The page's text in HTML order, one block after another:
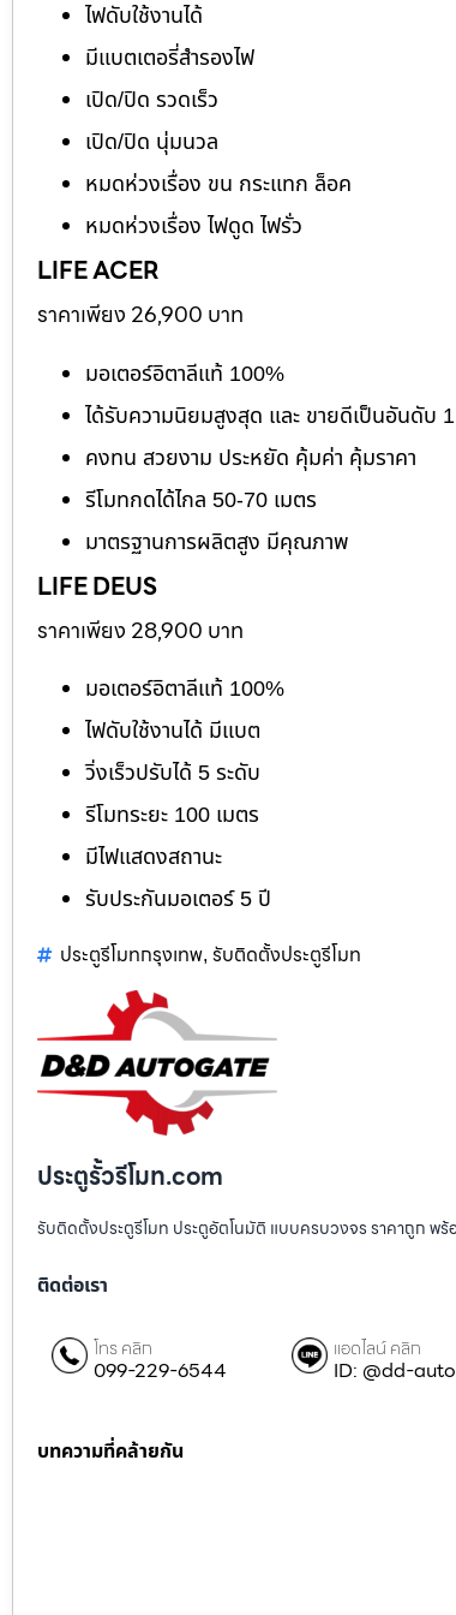
ไฟดับใช้งานได้
มีแบตเตอรี่สำรองไฟ
เปิด/ปิด รวดเร็ว
เปิด/ปิด นุ่มนวล
หมดห่วงเรื่อง ขน กระแทก ล็อค
หมดห่วงเรื่อง ไฟดูด ไฟรั่ว
LIFE ACER
ราคาเพียง 26,900 บาท
มอเตอร์อิตาลีแท้ 100%
ได้รับความนิยมสูงสุด และ ขายดีเป็นอันดับ 1
คงทน สวยงาม ประหยัด คุ้มค่า คุ้มราคา
รีโมทกดได้ไกล 50-70 เมตร
มาตรฐานการผลิตสูง มีคุณภาพ
LIFE DEUS
ราคาเพียง 28,900 บาท
มอเตอร์อิตาลีแท้ 100%
ไฟดับใช้งานได้ มีแบต
วิ่งเร็วปรับได้ 5 ระดับ
รีโมทระยะ 100 เมตร
มีไฟแสดงสถานะ
รับประกันมอเตอร์ 5 ปี
ประตูรีโมทกรุงเทพ, รับติดตั้งประตูรีโมท
ประตูรั้วรีโมท.com
รับติดตั้งประตูรีโมท ประตูอัตโนมัติ แบบครบวงจร ราคาถูก พร้
ติดต่อเรา
โทร คลิก
099-229-6544
แอดไลน์ คลิก
ID: @dd-
บทความที่คล้ายกัน